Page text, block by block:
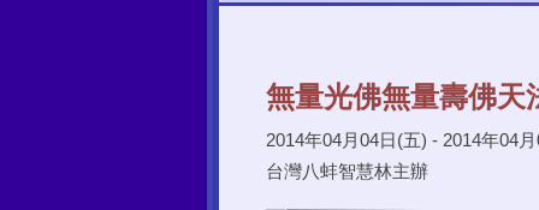
無量光佛無量壽佛天
2014年04月04日(五) - 2014年04
台灣八蚌智慧林主辦